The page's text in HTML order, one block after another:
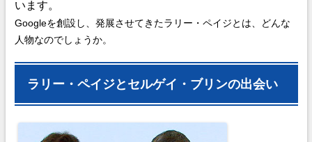
います。
Googleを創設し、発展させてきたラリー・ペイジとは、どんな
人物なのでしょうか。
ラリー・ペイジとセルゲイ・ブリンの出会い